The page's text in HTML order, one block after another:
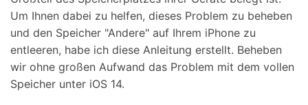
Um Ihnen dabei zu helfen, dieses Problem zu beheben
und den Speicher "Andere" auf Ihrem iPhone zu
entleeren, habe ich diese Anleitung erstellt. Beheben
wir ohne großen Aufwand das Problem mit dem vollen
Speicher unter iOS 14.